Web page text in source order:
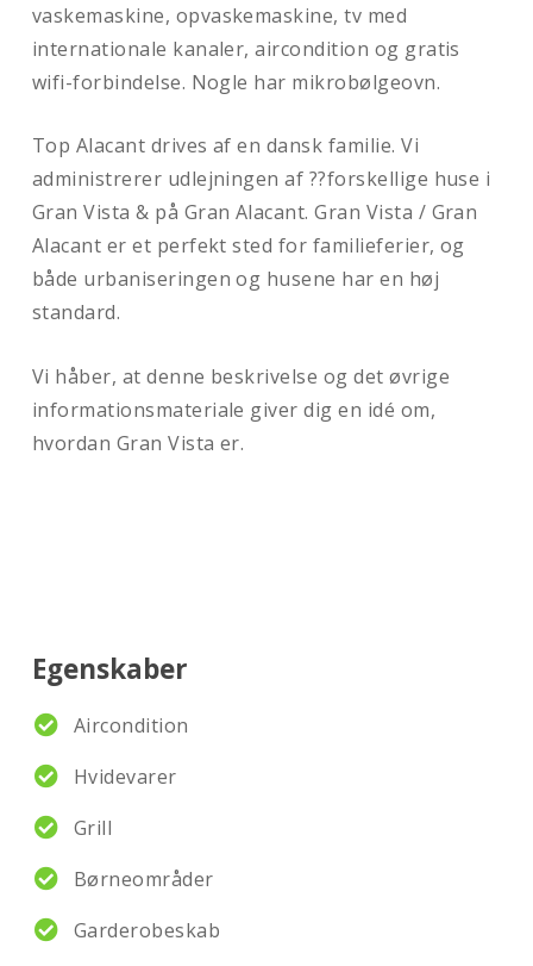
vaskemaskine, opvaskemaskine, tv med
internationale kanaler, aircondition og gratis
wifi-forbindelse. Nogle har mikrobølgeovn.
Top Alacant drives af en dansk familie. Vi
administrerer udlejningen af ??forskellige huse i
Gran Vista & på Gran Alacant. Gran Vista / Gran
Alacant er et perfekt sted for familieferier, og
både urbaniseringen og husene har en høj
standard.
Vi håber, at denne beskrivelse og det øvrige
informationsmateriale giver dig en idé om,
hvordan Gran Vista er.
Egenskaber
Aircondition
Hvidevarer
Grill
Børneområder
Garderobeskab